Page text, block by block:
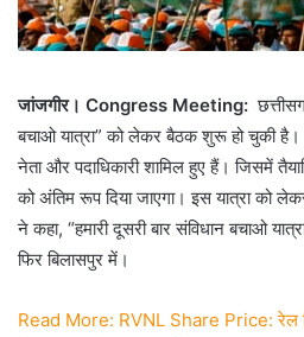
जांजगीर। Congress Meeting:
बचाओ यात्रा” को लेकर बैठक शुरू हो चुकी है।
नेता और पदाधिकारी शामिल हुए हैं। जिसमें
को अंतिम रूप दिया जाएगा। इस यात्रा को
ने कहा, “हमारी दूसरी बार संविधान बचाओ
फिर बिलासपुर में।
Read More: RVNL Share Price: रेल